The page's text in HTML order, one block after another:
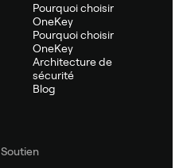
Pourquoi choisir
OneKey
Pourquoi choisir
OneKey
Architecture de
sécurité
Blog
Soutien